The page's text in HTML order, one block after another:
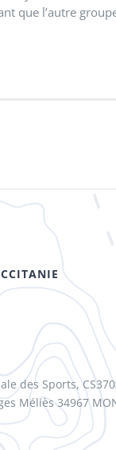
que l’autre
des Sports,
Méliès 34967